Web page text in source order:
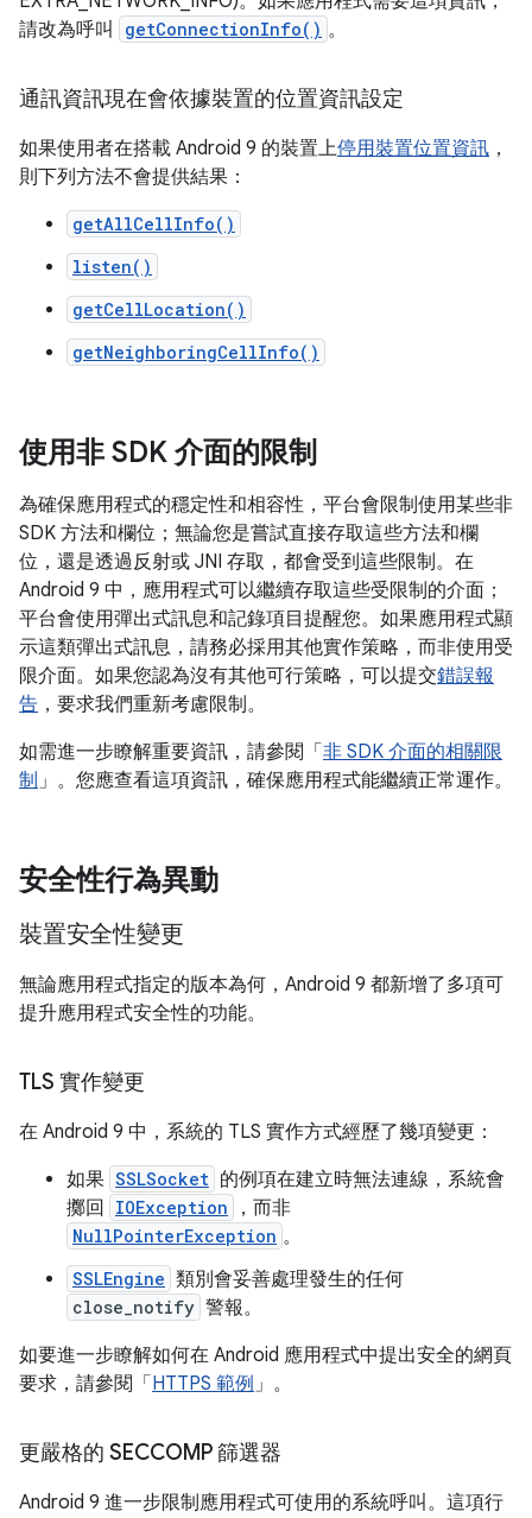
請改為呼叫
getConnectionInfo() 。
通訊資訊現在會依據裝置的位置資訊設定
如果使用者在搭載 Android 9 的裝置上停用裝置位置資訊 ，
則下列方法不會提供結果：
getAllCellInfo()
listen()
getCellLocation()
getNeighboringCellInfo()
使用非 SDK 介面的限制
為確保應用程式的穩定性和相容性，平台會限制使用某些非
SDK 方法和欄位；無論您是嘗試直接存取這些方法和欄
位，還是透過反射或 JNI 存取，都會受到這些限制。在
Android 9 中，應用程式可以繼續存取這些受限制的介面；
平台會使用彈出式訊息和記錄項目提醒您。如果應用程式顯
示這類彈出式訊息，請務必採用其他實作策略，而非使用受
限介面。如果您認為沒有其他可行策略，可以提交錯誤報
告 ，要求我們重新考慮限制。
如需進一步瞭解重要資訊，請參閱「 非 SDK 介面的相關限
制 」。您應查看這項資訊，確保應用程式能繼續正常運作。
安全性行為異動
裝置安全性變更
無論應用程式指定的版本為何，Android 9 都新增了多項可
提升應用程式安全性的功能。
TLS 實作變更
在 Android 9 中，系統的 TLS 實作方式經歷了幾項變更：
如果 SSLSocket 的例項在建立時無法連線，系統會
擲回
IOException ，而非
NullPointerException 。
SSLEngine 類別會妥善處理發生的任何
close_notify 警報。
如要進一步瞭解如何在 Android 應用程式中提出安全的網頁
要求，請參閱「 HTTPS 範例 」。
更嚴格的 SECCOMP 篩選器
Android 9 進一步限制應用程式可使用的系統呼叫。這項行